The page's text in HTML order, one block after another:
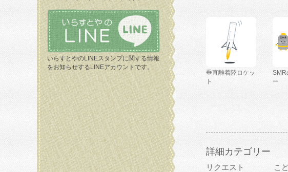
いらすとやのLINEスタンプに関する情報
をお知らせするLINEアカウントです。
垂直離着陸ロケッ
ト
SMR
ー
詳細カテゴリー
リクエスト こ